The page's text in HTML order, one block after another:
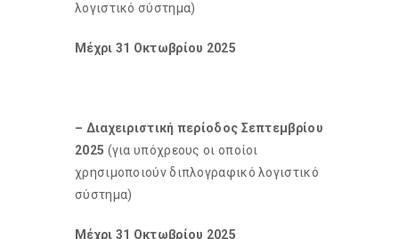
λογιστικό σύστημα)
Μέχρι 31 Οκτωβρίου 2025
– Διαχειριστική περίοδος Σεπτεμβρίου
2025 (για υπόχρεους οι οποίοι
χρησιμοποιούν διπλογραφικό λογιστικό
σύστημα)
Μέχρι 31 Οκτωβρίου 2025